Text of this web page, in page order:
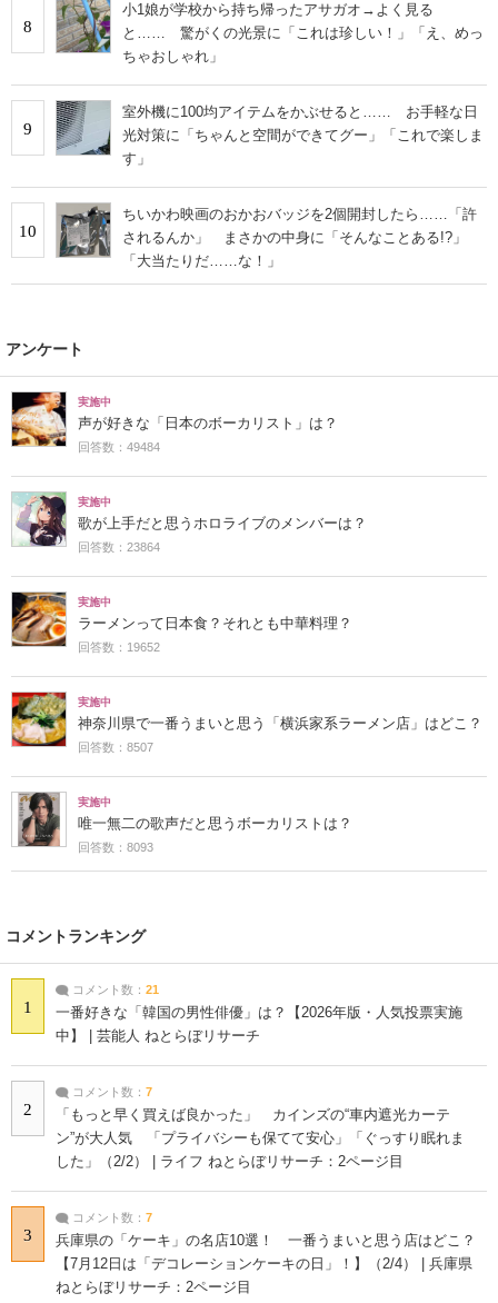
8
小1娘が学校から持ち帰ったアサガオ→よく見る
と…… 驚がくの光景に「これは珍しい！」「え、めっ
ちゃおしゃれ」
9
室外機に100均アイテムをかぶせると…… お手軽な日
光対策に「ちゃんと空間ができてグー」「これで楽しま
す」
10
ちいかわ映画のおかおバッジを2個開封したら……「許
されるんか」 まさかの中身に「そんなことある!?」
「大当たりだ……な！」
アンケート
実施中
声が好きな「日本のボーカリスト」は？
回答数：49484
実施中
歌が上手だと思うホロライブのメンバーは？
回答数：23864
実施中
ラーメンって日本食？それとも中華料理？
回答数：19652
実施中
神奈川県で一番うまいと思う「横浜家系ラーメン店」はどこ？
回答数：8507
実施中
唯一無二の歌声だと思うボーカリストは？
回答数：8093
コメントランキング
1
コメント数： 21
一番好きな「韓国の男性俳優」は？【2026年版・人気投票実施
中】 | 芸能人 ねとらぼリサーチ
2
コメント数： 7
「もっと早く買えば良かった」 カインズの“車内遮光カーテ
ン”が大人気 「プライバシーも保てて安心」「ぐっすり眠れま
した」（2/2） | ライフ ねとらぼリサーチ：2ページ目
3
コメント数： 7
兵庫県の「ケーキ」の名店10選！ 一番うまいと思う店はどこ？
【7月12日は「デコレーションケーキの日」！】（2/4） | 兵庫県
ねとらぼリサーチ：2ページ目